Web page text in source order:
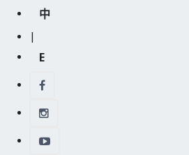
中
|
E